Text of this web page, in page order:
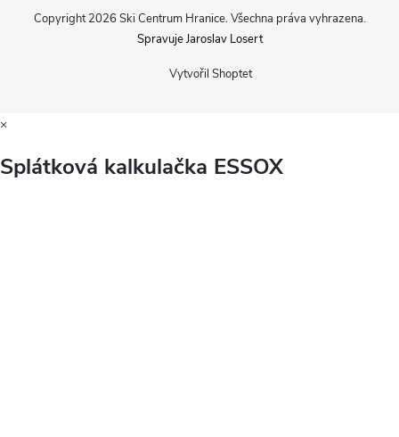
Vytvořil Shoptet
Copyright 2026 Ski Centrum Hranice. Všechna práva vyhrazena.
Spravuje Jaroslav Losert
×
Splátková kalkulačka ESSOX